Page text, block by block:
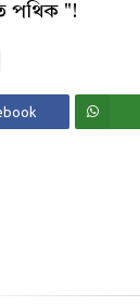
পথিক "!